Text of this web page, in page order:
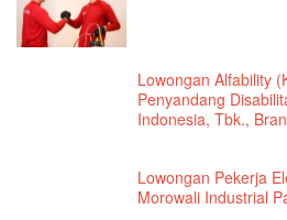
Lowongan Alfability
Penyandang
Indonesia, Tbk.,
Lowongan Pekerja
Morowali Industrial